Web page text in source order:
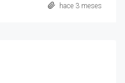
hace 3 meses